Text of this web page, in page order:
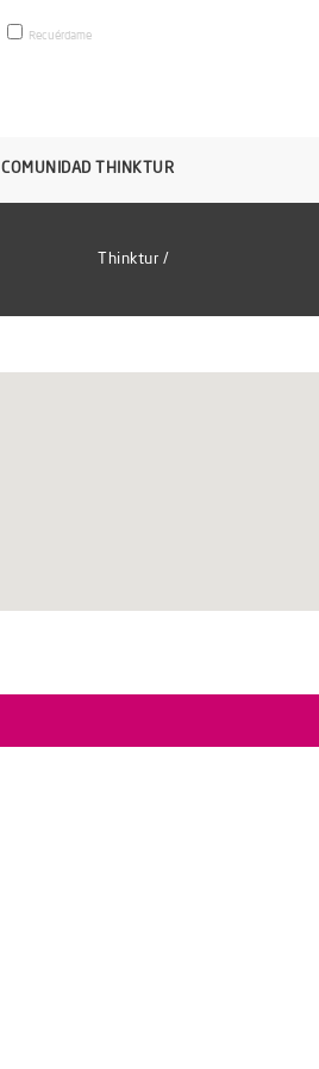
Recuérdame
COMUNIDAD THINKTUR
Thinktur /